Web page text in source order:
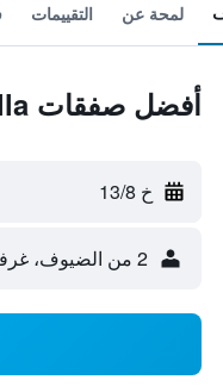
لمحة عن التقييمات
أفضل صفقات Pinehome Villa
خ 13/8
2 من الضيوف، غرفة واحدة